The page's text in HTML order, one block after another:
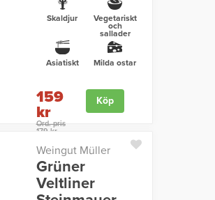
Skaldjur Vegetariskt
och
sallader
Asiatiskt Milda ostar
159
kr
Ord. pris
179 kr
Köp
Weingut Müller
Grüner
Veltliner